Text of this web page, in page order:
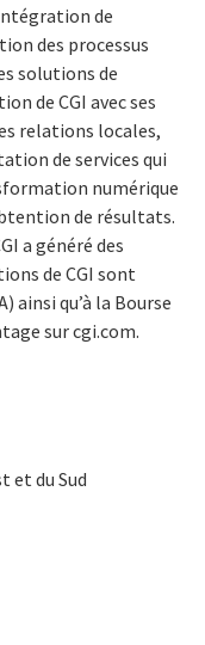
de
des processus
solutions de
de CGI avec ses
relations locales,
de services qui
numérique
de résultats.
a généré des
de CGI sont
ainsi qu’à la Bourse
sur cgi.com.
et du Sud